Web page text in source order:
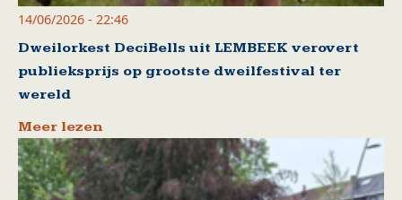
14/06/2026 - 22:46
Dweilorkest DeciBells uit LEMBEEK verovert
publieksprijs op grootste dweilfestival ter
wereld
Meer lezen